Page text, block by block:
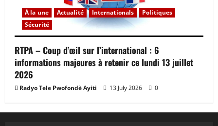
À la une Actualité Internationals
Politiques
Sécurité
RTPA – Coup d’œil sur l’international : 6
informations majeures à retenir ce lundi 13 juillet
2026
Radyo Tele Pwofondè Ayiti 13 July 2026 0